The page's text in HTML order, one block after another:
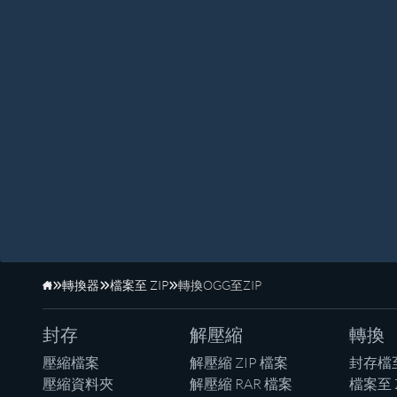
首頁
轉換器 檔案至 ZIP 轉換OGG至ZIP
封存
壓縮檔案
壓縮資料夾
解壓縮
解壓縮 ZIP 檔案
解壓縮 RAR 檔案
轉換
封存檔
檔案至